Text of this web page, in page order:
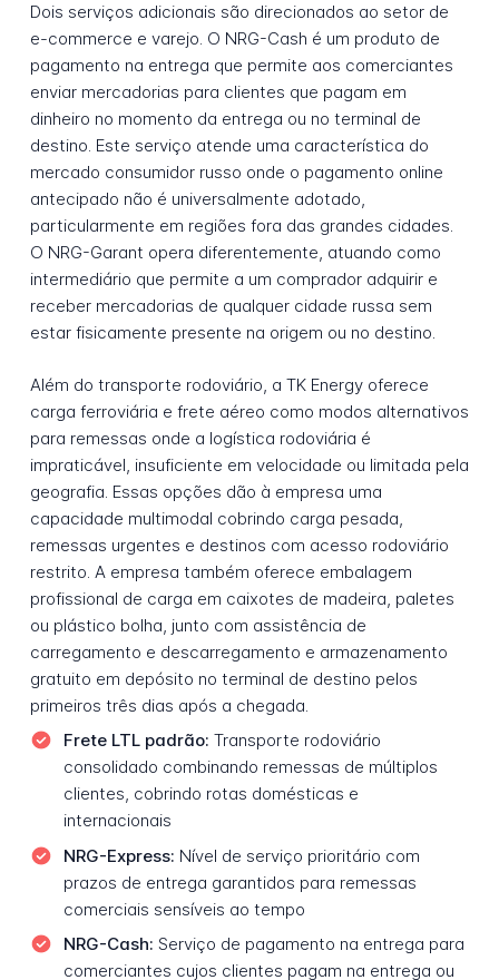
Dois serviços adicionais são direcionados ao setor de
e-commerce e varejo. O NRG-Cash é um produto de
pagamento na entrega que permite aos comerciantes
enviar mercadorias para clientes que pagam em
dinheiro no momento da entrega ou no terminal de
destino. Este serviço atende uma característica do
mercado consumidor russo onde o pagamento online
antecipado não é universalmente adotado,
particularmente em regiões fora das grandes cidades.
O NRG-Garant opera diferentemente, atuando como
intermediário que permite a um comprador adquirir e
receber mercadorias de qualquer cidade russa sem
estar fisicamente presente na origem ou no destino.
Além do transporte rodoviário, a TK Energy oferece
carga ferroviária e frete aéreo como modos alternativos
para remessas onde a logística rodoviária é
impraticável, insuficiente em velocidade ou limitada pela
geografia. Essas opções dão à empresa uma
capacidade multimodal cobrindo carga pesada,
remessas urgentes e destinos com acesso rodoviário
restrito. A empresa também oferece embalagem
profissional de carga em caixotes de madeira, paletes
ou plástico bolha, junto com assistência de
carregamento e descarregamento e armazenamento
gratuito em depósito no terminal de destino pelos
primeiros três dias após a chegada.
Frete LTL padrão: Transporte rodoviário
consolidado combinando remessas de múltiplos
clientes, cobrindo rotas domésticas e
internacionais
NRG-Express: Nível de serviço prioritário com
prazos de entrega garantidos para remessas
comerciais sensíveis ao tempo
NRG-Cash: Serviço de pagamento na entrega para
comerciantes cujos clientes pagam na entrega ou